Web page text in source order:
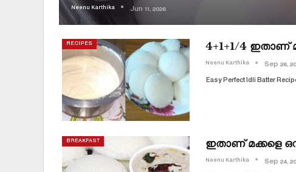
Neenu Karthika Jun 11, 2026
RECIPES 4+1+1/4 ഇതാണ്
Neenu Karthika Sep 26,
Easy Perfect Idli Batter
BREAKFAST ഇതാണ് മക്കളെ
Neenu Karthika Sep 24,